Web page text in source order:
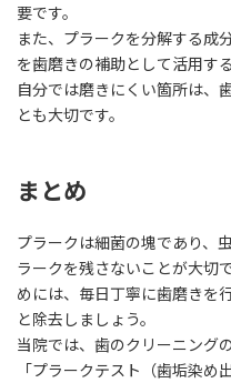
要です。
また、プラークを分解する成
を歯磨きの補助として活用す
自分では磨きにくい箇所は、
とも大切です。
まとめ
プラークは細菌の塊であり、
ラークを残さないことが大切
めには、毎日丁寧に歯磨きを
と除去しましょう。
当院では、歯のクリーニング
「プラークテスト（歯垢染